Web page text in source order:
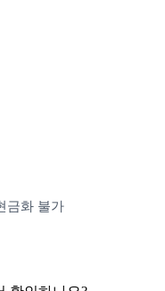
금화 불가